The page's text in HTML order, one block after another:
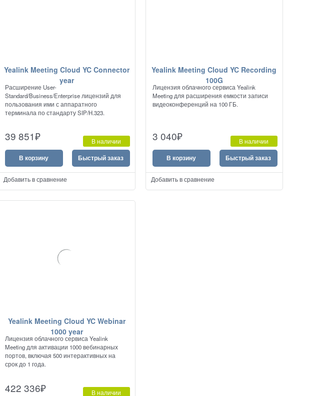
Yealink Meeting Cloud YC Connector
year
Расширение User-
Standard/Business/Enterprise лицензий для
пользования ими с аппаратного
терминала по стандарту SIP/H.323.
39 851₽ В наличии
В корзину Быстрый заказ
Добавить в сравнение
Yealink Meeting Cloud YC Recording
100G
Лицензия облачного сервиса Yealink
Meeting для расширения емкости записи
видеоконференций на 100 ГБ.
3 040₽ В наличии
В корзину Быстрый заказ
Добавить в сравнение
Yealink Meeting Cloud YC Webinar
1000 year
Лицензия облачного сервиса Yealink
Meeting для активации 1000 вебинарных
портов, включая 500 интерактивных на
срок до 1 года.
422 336₽ В наличии